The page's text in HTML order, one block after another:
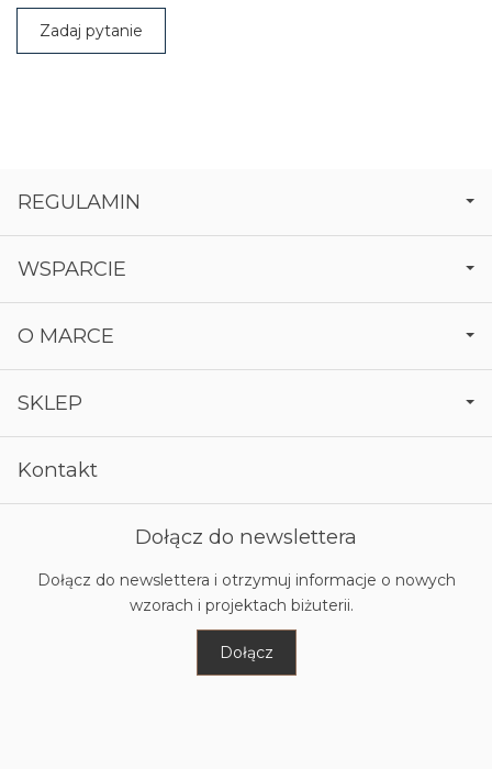
Zadaj pytanie
REGULAMIN
WSPARCIE
O MARCE
SKLEP
Kontakt
Dołącz do newslettera
Dołącz do newslettera i otrzymuj informacje o nowych
wzorach i projektach biżuterii.
Dołącz